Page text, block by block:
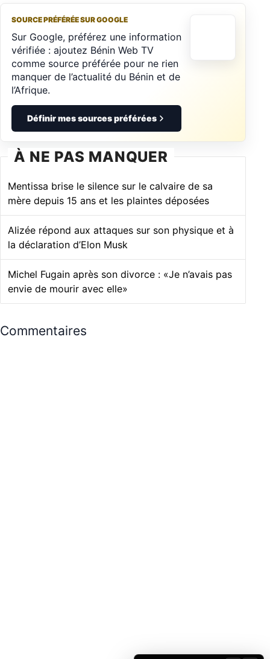
SOURCE PRÉFÉRÉE SUR GOOGLE
Sur Google, préférez une information
vérifiée : ajoutez Bénin Web TV
comme source préférée pour ne rien
manquer de l’actualité du Bénin et de
l’Afrique.
Définir mes sources préférées
À NE PAS MANQUER
Mentissa brise le silence sur le calvaire de sa
mère depuis 15 ans et les plaintes déposées
Alizée répond aux attaques sur son physique et à
la déclaration d’Elon Musk
Michel Fugain après son divorce : «Je n’avais pas
envie de mourir avec elle»
Commentaires